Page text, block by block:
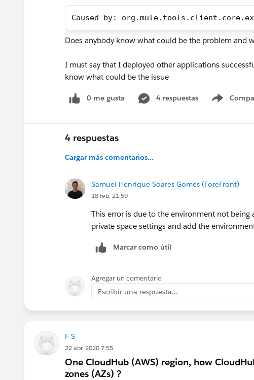
Caused by:
Does anybody know what could be the problem and
I must say that I deployed other applications
know what could be the issue
0 me gusta 4 respuestas
Show
4 respuestas
Cargar más comentarios...
Samuel Henrique Soares Gomes (ForeFront)
18 feb. 21:59
This error is due to the environment not
private space settings and add the
Marcar como útil
Agregar un comentario
Escribir una respuesta...
F S
22 abr. 2020 7:55
One CloudHub (AWS) region, how
zones (AZs) ?